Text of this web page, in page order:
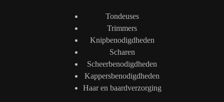
Tondeuses
Trimmers
Knipbenodigdheden
Scharen
Scheerbenodigdheden
Kappersbenodigdheden
Haar en baardverzorging